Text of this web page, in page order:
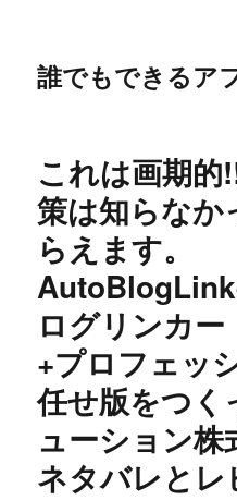
誰でもできるア
これは画期
策は知らなか
らえます。
ログリンカ
+プロフェッ
任せ版をつく
ューション株
ネタバレとレ